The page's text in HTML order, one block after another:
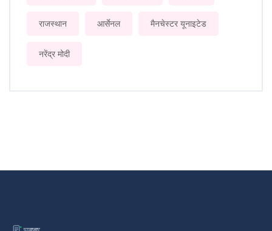
राजस्थान आर्सेनल मैनचेस्टर यूनाइटेड
नरेंद्र मोदी